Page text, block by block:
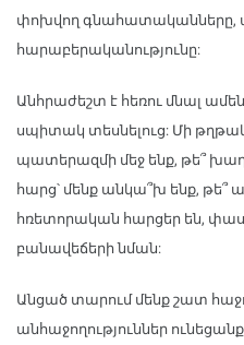
փոխվող
հարաբերականությունը:
Անհրաժեշտ է հեռու մնալ
սպիտակ տեսնելուց: Մի
պատերազմի մեջ ենք, թե՞
հարց՝ մենք անկա՞խ ենք,
հռետորական հարցեր են,
բանավեճերի նման:
Անցած տարում մենք շատ
անհաջողություններ